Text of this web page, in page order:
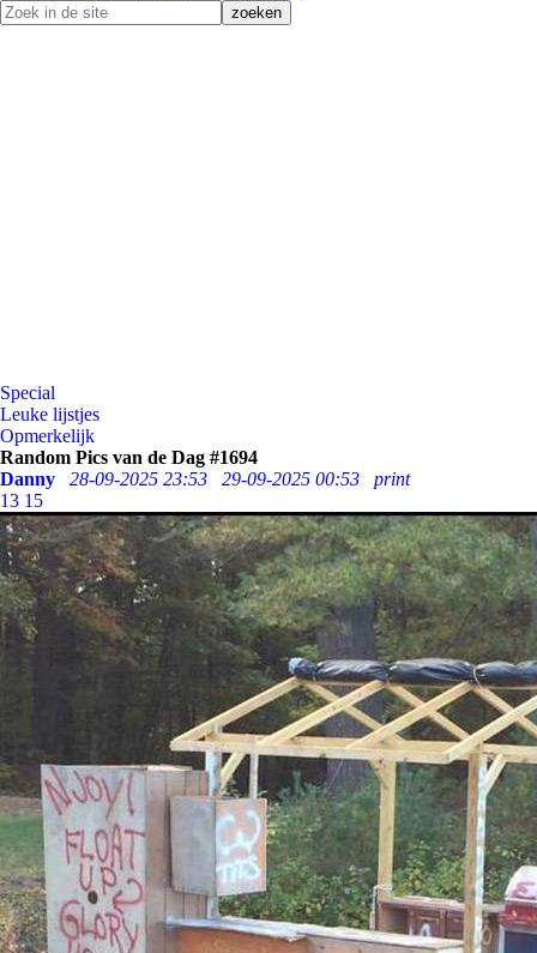
Special
Leuke lijstjes
Opmerkelijk
Random Pics van de Dag #1694
Danny
28-09-2025 23:53 29-09-2025 00:53
print
13 15